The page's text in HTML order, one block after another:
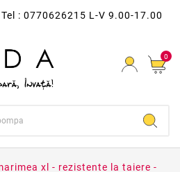
Tel : 0770626215 L-V 9.00-17.00
0
xl - rezistente la taiere -